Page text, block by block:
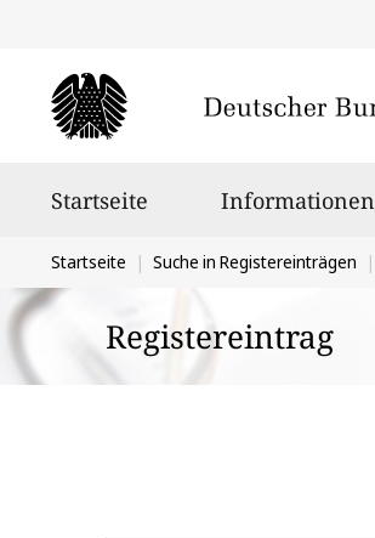
Startseite
Sie
befinden
sich
hier:
Startseite Suche in Registereinträgen
Registereintrag